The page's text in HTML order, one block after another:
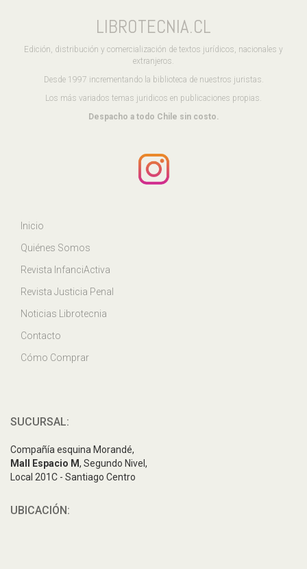
LIBROTECNIA.CL
Edición, distribución y comercialización de textos jurídicos, nacionales y
extranjeros.
Desde 1997 incrementando la biblioteca de nuestros juristas.
Los más variados temas juridicos en publicaciones propias.
Despacho a todo Chile sin costo.
Inicio
Quiénes Somos
Revista InfanciActiva
Revista Justicia Penal
Noticias Librotecnia
Contacto
Cómo Comprar
SUCURSAL:
Compañía esquina Morandé,
Mall Espacio M, Segundo Nivel,
Local 201C - Santiago Centro
UBICACIÓN: